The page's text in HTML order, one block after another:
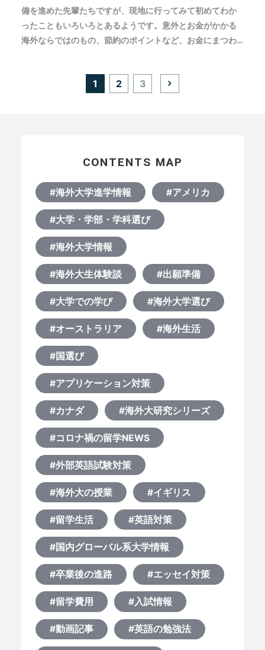
備を進めた先輩たちですが、現地に行ってみて初めてわか
ったこともいろいろとあるようです。意外とお金がかかる
海外ならではのもの、節約のポイントなど、お金にまつわ
1 2 3
CONTENTS MAP
#海外大学進学情報 #アメリカ
#大学・学部・学科選び
#海外大学情報
#海外大生体験談 #出願準備
#大学での学び #海外大学選び
#オーストラリア #海外生活
#国選び
#アプリケーション対策
#カナダ #海外大研究シリーズ
#コロナ禍の留学NEWS
#外部英語試験対策
#海外大の授業 #イギリス
#留学生活 #英語対策
#国内グローバル系大学情報
#卒業後の進路 #エッセイ対策
#留学費用 #入試情報
#動画記事 #英語の勉強法